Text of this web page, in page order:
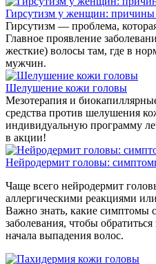
Гирсутизм у женщин: причины
Гирсутизм — проблема,
Главное проявление
жесткие) волосы там, где в
мужчин.
Шелушение кожи головы
Мезотерапия и
средства против шелушения
индивидуальную программу
в акции!
Нейродермит головы:
Чаще всего нейродермит
аллергическими реакциями
Важно знать, какие симптомы
заболевания, чтобы
начала выпадения волос.